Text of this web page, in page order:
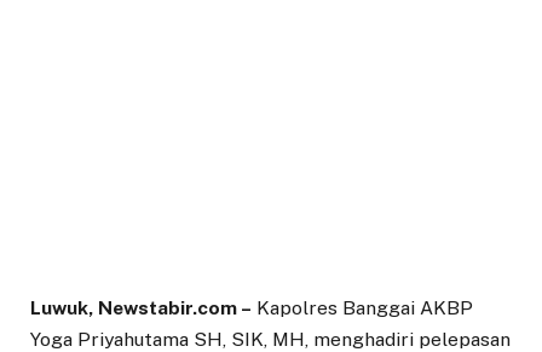
Luwuk, Newstabir.com – Kapolres Banggai AKBP
Yoga Priyahutama SH, SIK, MH, menghadiri pelepasan